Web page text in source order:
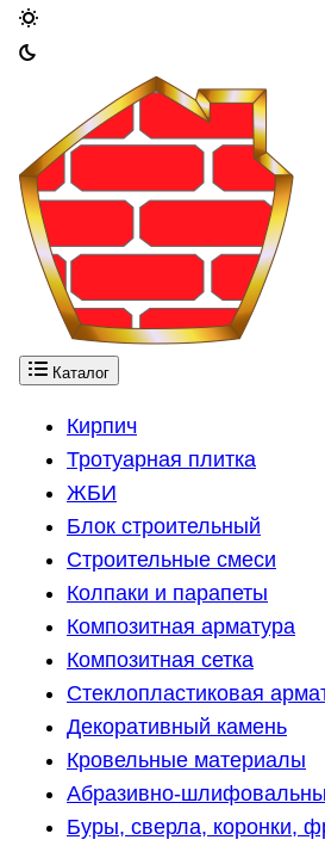
Каталог
Кирпич
Тротуарная плитка
ЖБИ
Блок строительный
Строительные смеси
Колпаки и парапеты
Композитная арматура
Композитная сетка
Стеклопластиковая
Декоративный камень
Кровельные материалы
Абразивно-
Буры, сверла, коронки,